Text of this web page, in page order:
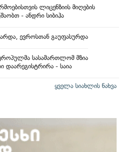
ლიცენზიის მიღების
- ანდრი სიბიჰა
ევროსთან გაუფასურდა
სასამართლომ მზია
დაარეგისტრირა - საია
ყველა სიახლის ნახვა